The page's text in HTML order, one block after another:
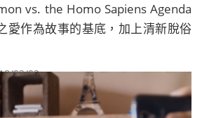
vs. the Homo Sapiens Agenda
愛作為故事的基底，加上清新脫俗
都值得擁有的愛情故事。
02/02